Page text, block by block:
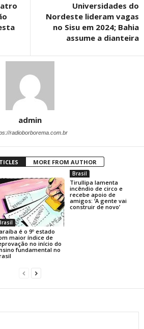
Universidades do
Nordeste lideram vagas
no Sisu em 2024; Bahia
assume a dianteira
admin
radioborborema.com.br
MORE FROM AUTHOR
é o 9º estado
maior índice de
no início do
fundamental no
Brasil
Tirullipa lamenta
incêndio de circo e
recebe apoio de
amigos: ‘A gente vai
construir de novo’